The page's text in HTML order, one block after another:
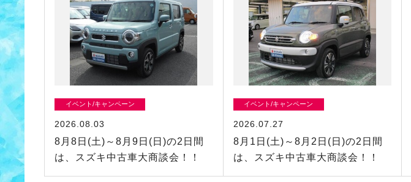
イベント/キャンペーン
2026.08.03
8月8日(土)～8月9日(日)の2日間
は、スズキ中古車大商談会！！
イベント/キャンペーン
2026.07.27
8月1日(土)～8月2日(日)の2日間
は、スズキ中古車大商談会！！